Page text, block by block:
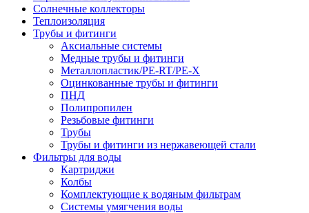
Солнечные коллекторы
Теплоизоляция
Трубы и фитинги
Аксиальные системы
Медные трубы и фитинги
Металлопластик/PE-RT/PE-X
Оцинкованные трубы и фитинги
ПНД
Полипропилен
Резьбовые фитинги
Трубы
Трубы и фитинги из нержавеющей стали
Фильтры для воды
Картриджи
Колбы
Комплектующие к водяным фильтрам
Системы умягчения воды